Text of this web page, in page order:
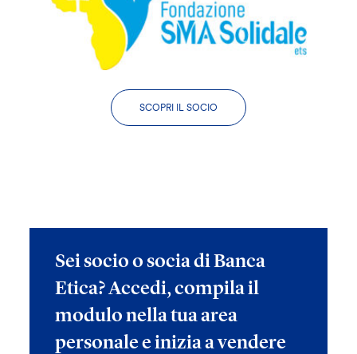
SCOPRI IL SOCIO
Sei socio o socia di Banca
Etica? Accedi, compila il
modulo nella tua area
personale e inizia a vendere